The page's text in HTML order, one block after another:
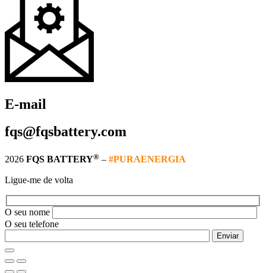
E-mail
fqs@fqsbattery.com
2026 FQS BATTERY® – #PURAENERGIA
Ligue-me de volta
O seu nome
O seu telefone